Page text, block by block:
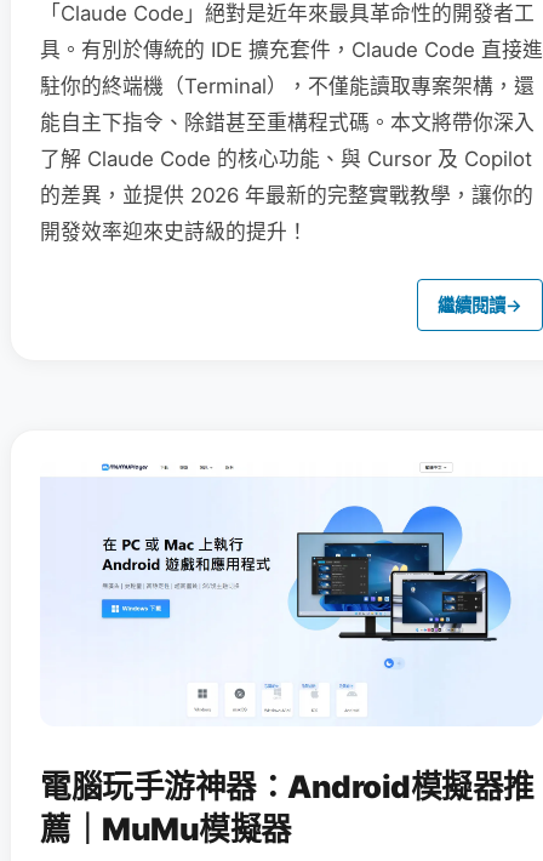
「Claude Code」絕對是近年來最具革命性的開發者工
具。有別於傳統的 IDE 擴充套件，Claude Code 直接進
駐你的終端機（Terminal），不僅能讀取專案架構，還
能自主下指令、除錯甚至重構程式碼。本文將帶你深入
了解 Claude Code 的核心功能、與 Cursor 及 Copilot
的差異，並提供 2026 年最新的完整實戰教學，讓你的
開發效率迎來史詩級的提升！
繼續閱讀→
電腦玩手游神器：Android模擬器推
薦｜MuMu模擬器